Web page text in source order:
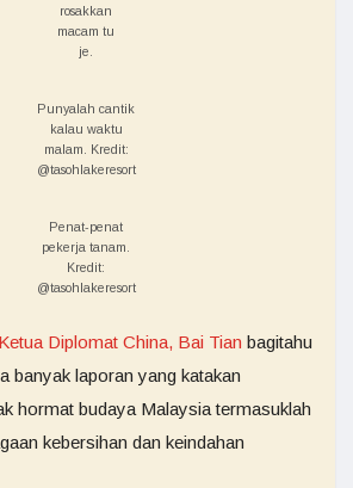
rosakkan
macam tu
je.
Punyalah cantik
kalau waktu
malam. Kredit:
@tasohlakeresort
Penat-penat
pekerja tanam.
Kredit:
@tasohlakeresort
Ketua Diplomat China, Bai Tian bagitahu
banyak laporan yang katakan
hormat budaya Malaysia termasuklah
kebersihan dan keindahan